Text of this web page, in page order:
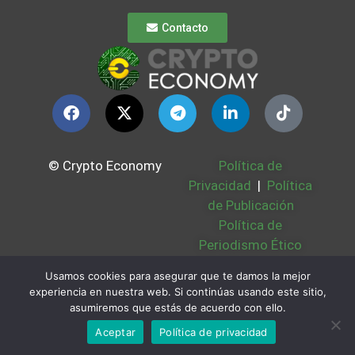
Contacto
© Crypto Economy
Política de
Privacidad | Política
de Publicación
Política de
Periodismo Ético
Bases Legales |
Partners | Sobre
Nosotros
Usamos cookies para asegurar que te damos la mejor
experiencia en nuestra web. Si continúas usando este sitio,
asumiremos que estás de acuerdo con ello.
Aceptar
Política de privacidad